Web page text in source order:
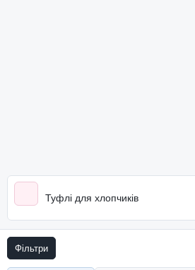
Туфлі для хлопчиків
Фільтри